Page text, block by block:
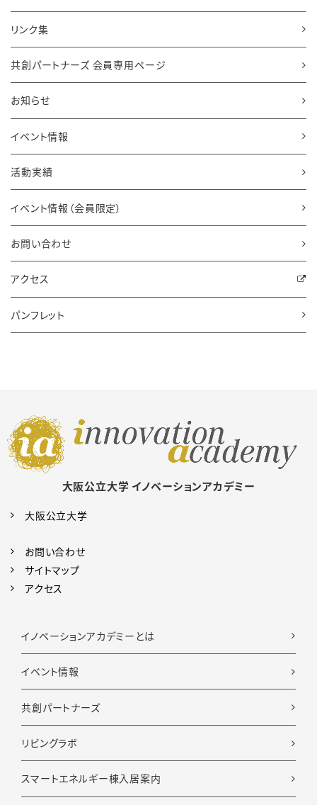
リンク集
共創パートナーズ 会員専用ページ
お知らせ
イベント情報
活動実績
イベント情報（会員限定）
お問い合わせ
アクセス
パンフレット
大阪公立大学 イノベーションアカデミー
大阪公立大学
お問い合わせ
サイトマップ
アクセス
イノベーションアカデミーとは
イベント情報
共創パートナーズ
リビングラボ
スマートエネルギー棟入居案内